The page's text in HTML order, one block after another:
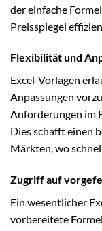
der einfache
Preisspiegel
Flexibilität und
Excel-Vorlagen
Anpassungen
Anforderungen im
Dies schafft einen
Märkten, wo
Zugriff auf
Ein wesentlicher
vorbereitete